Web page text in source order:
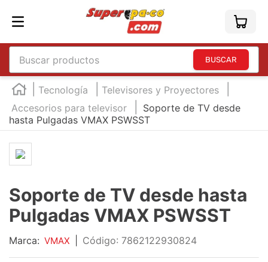
Buscar productos
Tecnología
Televisores y Proyectores
Accesorios para televisor
Soporte de TV desde
hasta Pulgadas VMAX PSWSST
Soporte de TV desde hasta
Pulgadas VMAX PSWSST
Marca: VMAX : 7862122930824
TÉRMINOS MÁS BUSCADOS
1 .
england
2.
marcador e300
3.
4.
marcadores
audifonos